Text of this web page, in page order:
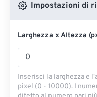
Impostazioni di
Larghezza x Altezza
Inserisci la larghezza e
pixel (0 - 10000). I